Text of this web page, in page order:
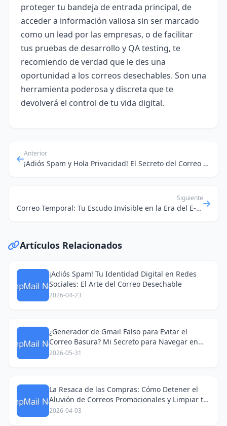
proteger tu bandeja de entrada principal, de
acceder a información valiosa sin ser marcado
como un lead por las empresas, o de facilitar
tus pruebas de desarrollo y QA testing, te
recomiendo de verdad que le des una
oportunidad a los correos desechables. Son una
herramienta poderosa y discreta que te
devolverá el control de tu vida digital.
Anterior
¡Adiós Spam y Hola Privacidad! El Secreto del Correo de 10 Minutos para Navegar Seguro
Siguiente
Correo Temporal: Tu Escudo Invisible en la Era del E-commerce Transfronterizo
Artículos Relacionados
¡Adiós Spam! Tu Identidad Digital en Redes
Sociales: El Arte del Correo Desechable
2026-04-23
¿Generador de Gmail Falso para Evitar el
Correo Basura? Mi Secreto para Navegar en
Redes Sociales
2026-05-31
La Resaca de las Compras: Cómo Detener el
Aluvión de Correos Promocionales y Limpiar tu
Bandeja de Entrada
2026-04-03